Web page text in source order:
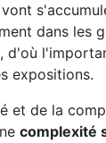
dans les
d'où
expositions.
et de la
complexité